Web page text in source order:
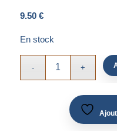
9.50 €
En stock